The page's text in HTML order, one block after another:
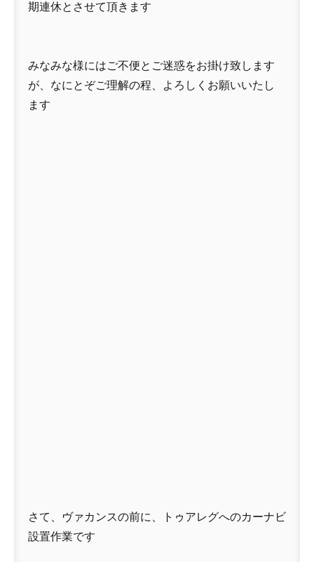
期連休とさせて頂きます
みなみな様にはご不便とご迷惑をお掛け致します
が、なにとぞご理解の程、よろしくお願いいたし
ます
さて、ヴァカンスの前に、トゥアレグへのカーナビ
設置作業です